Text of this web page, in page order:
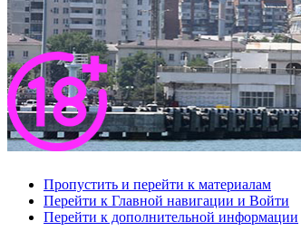
Пропустить и перейти к материалам
Перейти к Главной навигации и Войти
Перейти к дополнительной информации